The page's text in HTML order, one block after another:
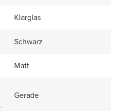
Klarglas
Schwarz
Matt
Gerade